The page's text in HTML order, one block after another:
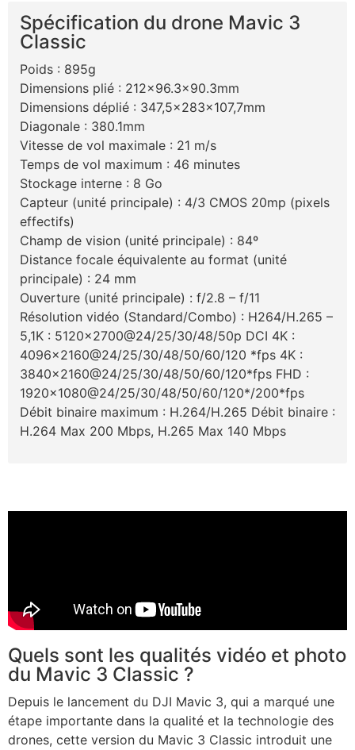
Spécification du drone Mavic 3
Classic
Poids : 895g
Dimensions plié : 212×96.3×90.3mm
Dimensions déplié : 347,5x283x107,7mm
Diagonale : 380.1mm
Vitesse de vol maximale : 21 m/s
Temps de vol maximum : 46 minutes
Stockage interne : 8 Go
Capteur (unité principale) : 4/3 CMOS 20mp (pixels
effectifs)
Champ de vision (unité principale) : 84º
Distance focale équivalente au format (unité
principale) : 24 mm
Ouverture (unité principale) : f/2.8 – f/11
Résolution vidéo (Standard/Combo) : H264/H.265 –
5,1K : 5120×2700@24/25/30/48/50p DCI 4K :
4096×2160@24/25/30/48/50/60/120 *fps 4K :
3840×2160@24/25/30/48/50/60/120*fps FHD :
1920×1080@24/25/30/48/50/60/120*/200*fps
Débit binaire maximum : H.264/H.265 Débit binaire :
H.264 Max 200 Mbps, H.265 Max 140 Mbps
Quels sont les qualités vidéo et photo
du Mavic 3 Classic ?
Depuis le lancement du DJI Mavic 3, qui a marqué une
étape importante dans la qualité et la technologie des
drones, cette version du Mavic 3 Classic introduit une